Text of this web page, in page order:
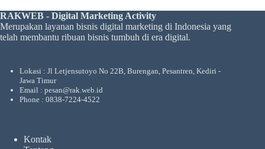
RAKWEB - Digital Marketing Activity
Merupakan layanan bisnis digital marketing di Indonesia yang
telah membantu ribuan bisnis tumbuh di era digital.
Lokasi : Jl Letjensutoyo No 22B, Burengan, Pesantren, Kediri -
Jawa Timur
Email : pesan@rak.web.id
Phone : 0838-7224-4522
Kontak